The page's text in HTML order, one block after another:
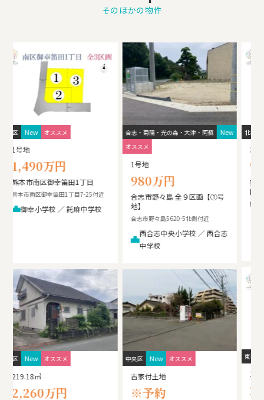
そのほかの物件
北区 New オススメ
3号地
948万円～
熊本市北区明徳町 全１３区
画
南区 New オススメ
実測 206.67㎡（62.51坪）
1,395万円
【建築条件なし】熊本市南区
合志2丁目
力合小学校 ／ 力合中学校
東区 New オススメ
1号地
2,050万円
南区 New オススメ
8号地
630万円～